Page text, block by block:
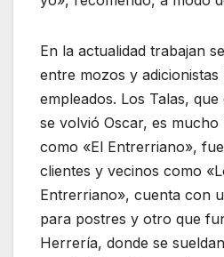
En la actualidad trabajan
entre mozos y
empleados. Los Talas,
se volvió Oscar, es mucho
como «El Entrerriano»,
clientes y vecinos como
Entrerriano», cuenta con
para postres y otro que
Herrería, donde se